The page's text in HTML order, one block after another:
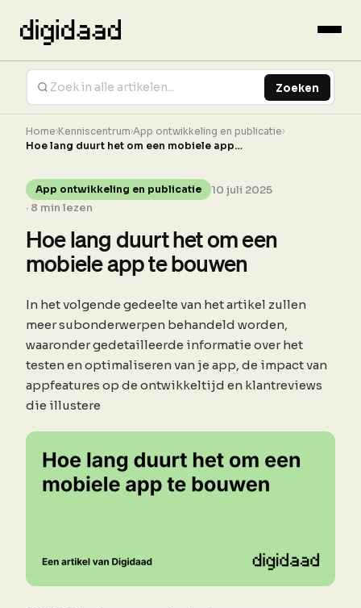
Zoeken
Home›Kenniscentrum›App ontwikkeling en publicatie›
Hoe lang duurt het om een mobiele app…
App ontwikkeling en publicatie
10 juli 2025
· 8 min lezen
Hoe lang duurt het om een
mobiele app te bouwen
In het volgende gedeelte van het artikel zullen
meer subonderwerpen behandeld worden,
waaronder gedetailleerde informatie over het
testen en optimaliseren van je app, de impact van
appfeatures op de ontwikkeltijd en klantreviews
die illustere